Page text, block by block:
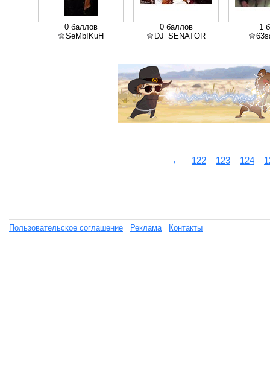
0 баллов
SeMbIKuH
0 баллов
DJ_SENATOR
1
← 122 123 124
Пользовательское соглашение Реклама Контакты